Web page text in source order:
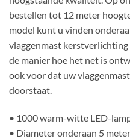
bestellen tot 12 meter
model kunt u vinden
vlaggenmast
de manier hoe het net is
ook voor dat uw
doorstaat.
• 1000 warm-witte LED-
• Diameter onderaan 5 meter